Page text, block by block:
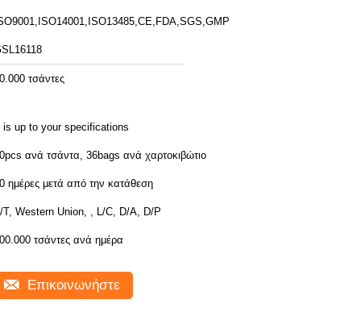
τσάντες
is up to your specifications
ανά τσάντα, 36bags ανά χαρτοκιβώτιο
ημέρες μετά από την κατάθεση
T, Western Union, , L/C, D/A, D/P
τσάντες ανά ημέρα
Επικοινωνήστε